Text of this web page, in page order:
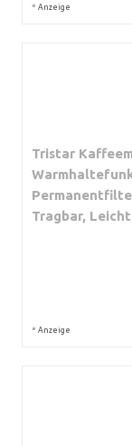
* Anzeige
Tristar
Tragbar,
* Anzeige